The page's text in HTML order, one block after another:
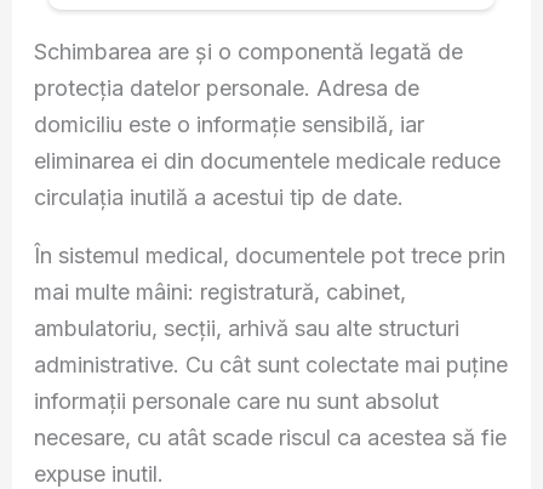
Schimbarea are și o componentă legată de
protecția datelor personale. Adresa de
domiciliu este o informație sensibilă, iar
eliminarea ei din documentele medicale reduce
circulația inutilă a acestui tip de date.
În sistemul medical, documentele pot trece prin
mai multe mâini: registratură, cabinet,
ambulatoriu, secții, arhivă sau alte structuri
administrative. Cu cât sunt colectate mai puține
informații personale care nu sunt absolut
necesare, cu atât scade riscul ca acestea să fie
expuse inutil.